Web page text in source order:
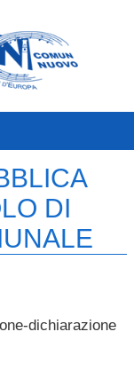
DI
dichiarazione